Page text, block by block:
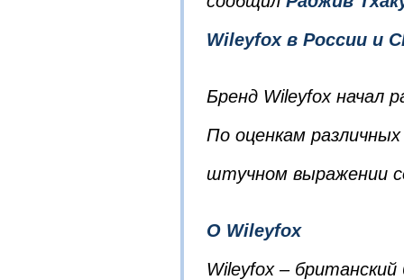
Wileyfox в России и
Бренд Wileyfox начал
По оценкам
штучном выражении
O Wileyfox
Wileyfox –